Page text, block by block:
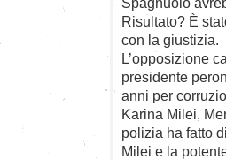
Risultato? È
con la giustizia.
L’opposizione
presidente
anni per
Karina Milei,
polizia ha fatto
Milei e la